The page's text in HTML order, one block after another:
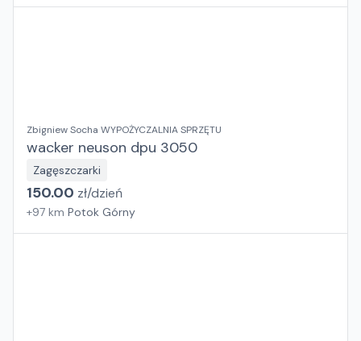
Zbigniew Socha WYPOŻYCZALNIA SPRZĘTU
wacker neuson dpu 3050
Zagęszczarki
150.00 zł/dzień
+97 km Potok Górny